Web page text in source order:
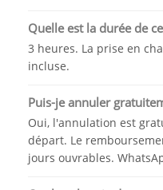
Quelle est la durée de
3 heures. La prise en
incluse.
Puis-je annuler
Oui, l'annulation est
départ. Le
jours ouvrables.